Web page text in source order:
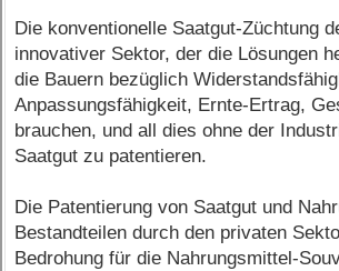
Die konventionelle Saatgut-Züchtung
innovativer Sektor, der die Lösungen
die Bauern bezüglich
Anpassungsfähigkeit, Ernte-Ertrag,
brauchen, und all dies ohne der
Saatgut zu patentieren.
Die Patentierung von Saatgut und
Bestandteilen durch den privaten
Bedrohung für die Nahrungsmittel-